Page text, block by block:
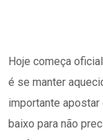
Hoje começa
é se manter
importante
baixo para não